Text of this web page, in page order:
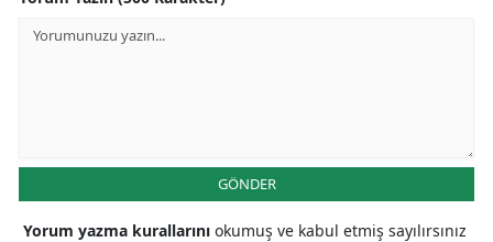
GÖNDER
Yorum yazma kurallarını okumuş ve kabul etmiş sayılırsınız